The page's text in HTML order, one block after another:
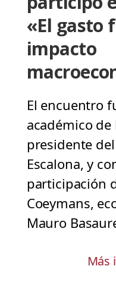
«El gasto
impacto
El encuentro
académico de
presidente
Escalona, y
participación
Coeymans,
Mauro
Más